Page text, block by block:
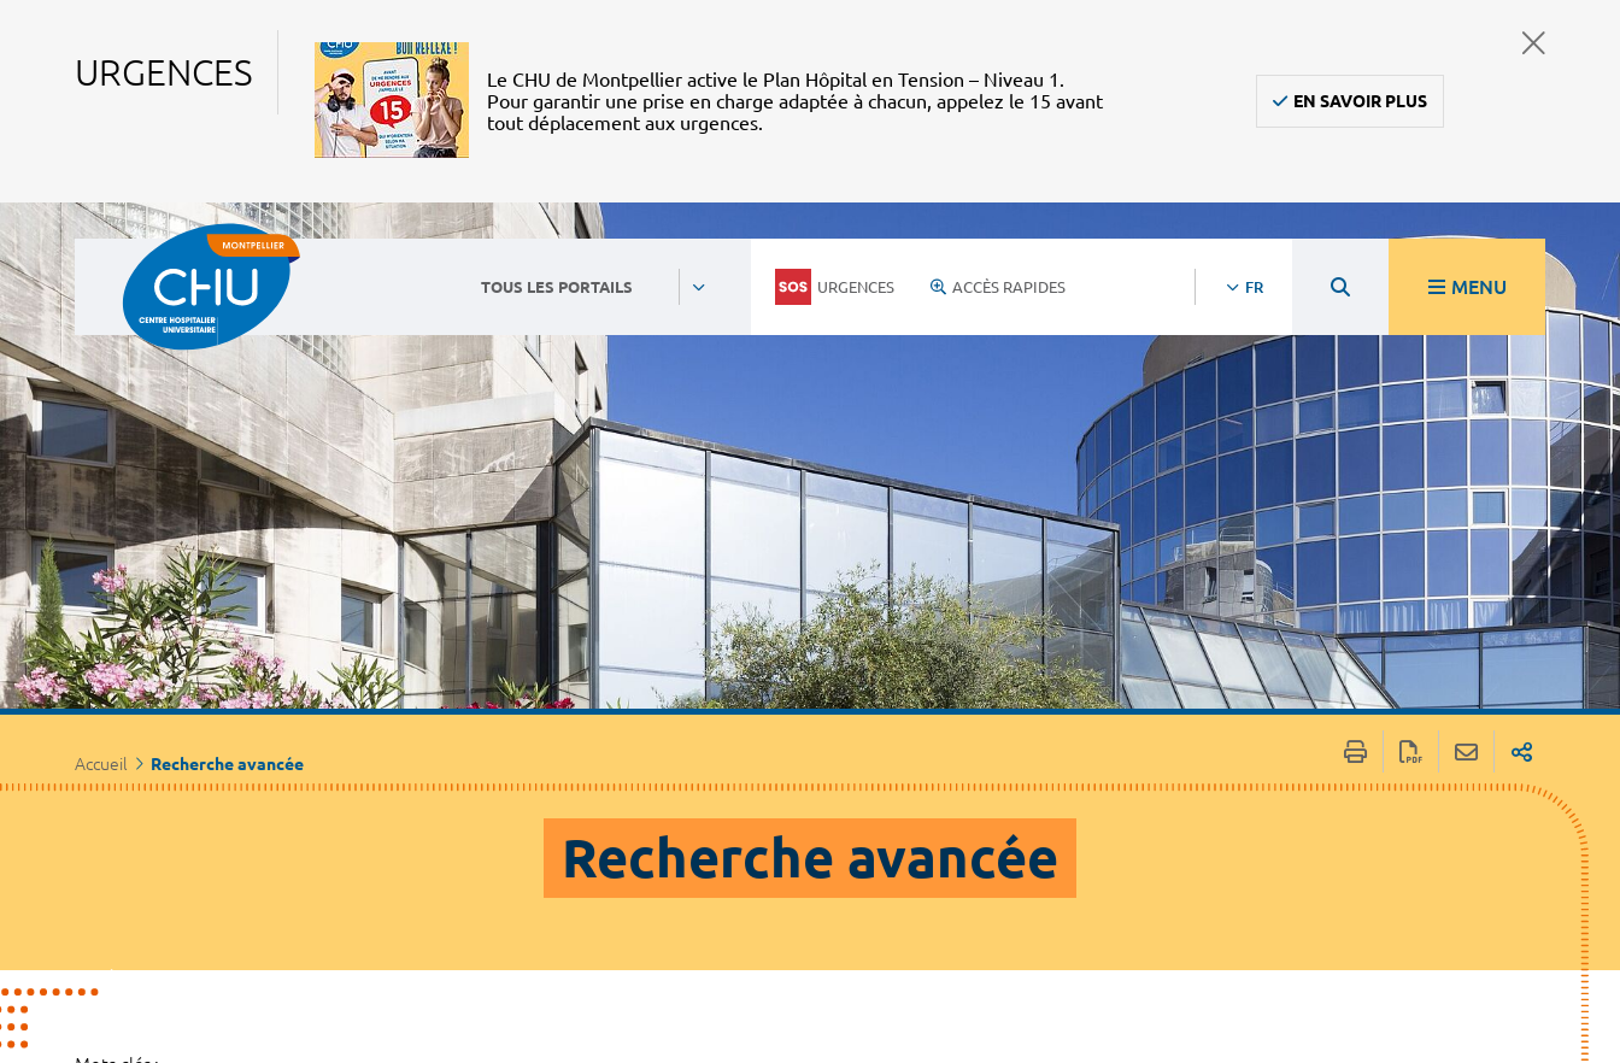
URGENCES
Le CHU de Montpellier active le Plan Hôpital en Tension – Niveau 1.
Pour garantir une prise en charge adaptée à chacun, appelez le 15 avant
tout déplacement aux urgences.
EN SAVOIR PLUS
TOUS LES PORTAILS URGENCES ACCÈS RAPIDES FR MENU
Accueil Recherche avancée
Recherche avancée